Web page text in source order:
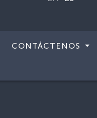
CONTÁCTENOS